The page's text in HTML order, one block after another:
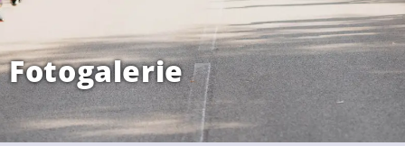
Fotogalerie